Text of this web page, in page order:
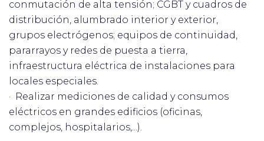
conmutación de alta tensión; CGBT y cuadros de
distribución, alumbrado interior y exterior,
grupos electrógenos; equipos de continuidad,
pararrayos y redes de puesta a tierra,
infraestructura eléctrica de instalaciones para
locales especiales.
· Realizar mediciones de calidad y consumos
eléctricos en grandes edificios (oficinas,
complejos, hospitalarios,...).